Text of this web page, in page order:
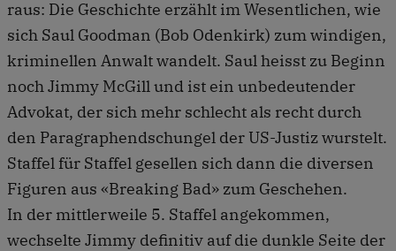
raus: Die Geschichte erzählt im Wesentlichen, wie
sich Saul Goodman (Bob Odenkirk) zum windigen,
kriminellen Anwalt wandelt. Saul heisst zu Beginn
noch Jimmy McGill und ist ein unbedeutender
Advokat, der sich mehr schlecht als recht durch
den Paragraphendschungel der US-Justiz wurstelt.
Staffel für Staffel gesellen sich dann die diversen
Figuren aus «Breaking Bad» zum Geschehen.
In der mittlerweile 5. Staffel angekommen,
wechselte Jimmy definitiv auf die dunkle Seite der